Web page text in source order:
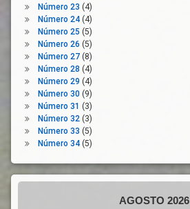
Número 23 (4)
Número 24(4)
Número 25 (5)
Número 26 (5)
Número 27(8)
Número 28 (4)
Número 29 (4)
Número 30(9)
Número 31 (3)
Número 32(3)
Número 33 (5)
Número 34(5)
AGOSTO 2026